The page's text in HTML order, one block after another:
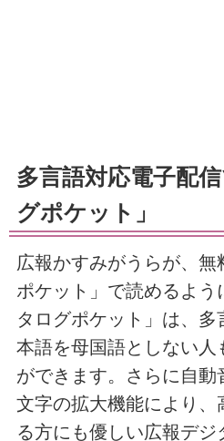
多言語対応電子配
グポケット」
広報かすみがうらが、
ポケット」で読めるよう
タログポケット」は、多
本語を母国語としない人
ができます。さらに自動
文字の拡大機能により、
る方にも優しい広報デジ